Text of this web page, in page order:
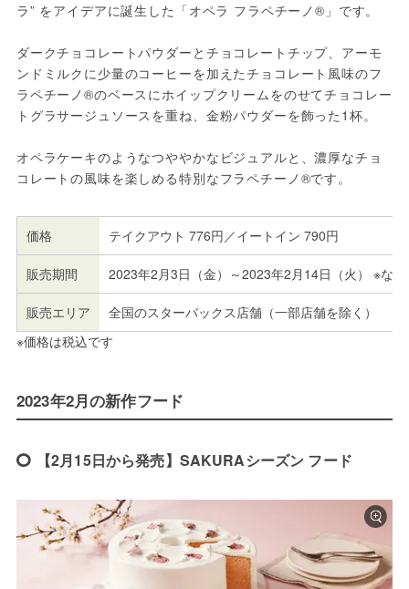
ラ” をアイデアに誕生した「オペラ フラペチーノ®」です。
ダークチョコレートパウダーとチョコレートチップ、アーモ
ンドミルクに少量のコーヒーを加えたチョコレート風味のフ
ラペチーノ®のベースにホイップクリームをのせてチョコレー
トグラサージュソースを重ね、金粉パウダーを飾った1杯。
オペラケーキのようなつややかなビジュアルと、濃厚なチョ
コレートの風味を楽しめる特別なフラペチーノ®です。
価格 テイクアウト 776円／イートイン 790円
販売期間 2023年2月3日（金）～2023年2月14日（火） ※な
販売エリア
全国のスターバックス店舗（一部店舗を除く）
※価格は税込です
2023年2月の新作フード
【2月15日から発売】SAKURAシーズン フード